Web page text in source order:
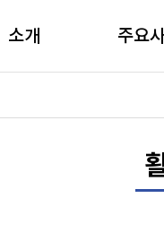
소개 주요